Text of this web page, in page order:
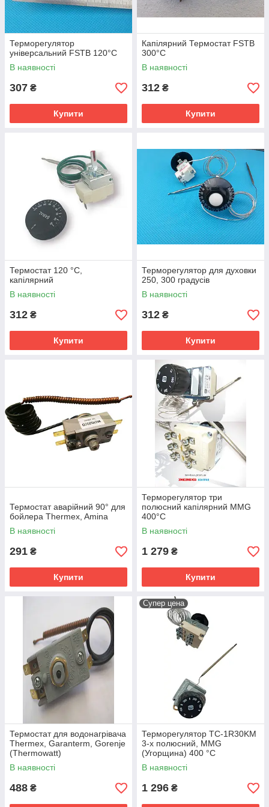
Терморегулятор
універсальний FSTB 120°C
В наявності
307 ₴
Купити
Капілярний Термостат FSTB
300°C
В наявності
312 ₴
Купити
Термостат 120 °C,
капілярний
В наявності
312 ₴
Купити
Терморегулятор для духовки
250, 300 градусів
В наявності
312 ₴
Купити
Термостат аварійний 90° для
бойлера Thermex, Amina
В наявності
291 ₴
Купити
Терморегулятор три
полюсний капілярний MMG
400°C
В наявності
1 279 ₴
Купити
Термостат для водонагрівача
Thermex, Garanterm, Gorenje
(Thermowatt)
В наявності
488 ₴
Супер цена
Терморегулятор TC-1R30KM
3-х полюсний, MMG
(Угорщина) 400 °C
В наявності
1 296 ₴